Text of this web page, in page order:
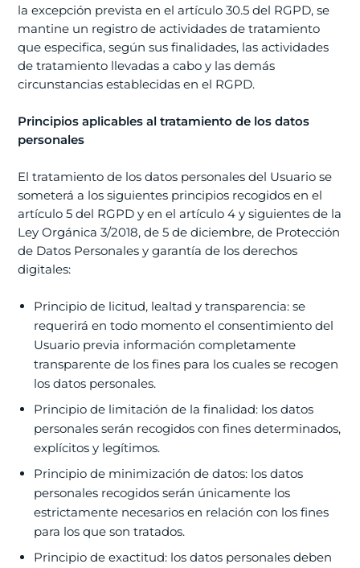
la excepción prevista en el artículo 30.5 del RGPD, se
mantine un registro de actividades de tratamiento
que especifica, según sus finalidades, las actividades
de tratamiento llevadas a cabo y las demás
circunstancias establecidas en el RGPD.
Principios aplicables al tratamiento de los datos
personales
El tratamiento de los datos personales del Usuario se
someterá a los siguientes principios recogidos en el
artículo 5 del RGPD y en el artículo 4 y siguientes de la
Ley Orgánica 3/2018, de 5 de diciembre, de Protección
de Datos Personales y garantía de los derechos
digitales:
Principio de licitud, lealtad y transparencia: se
requerirá en todo momento el consentimiento del
Usuario previa información completamente
transparente de los fines para los cuales se recogen
los datos personales.
Principio de limitación de la finalidad: los datos
personales serán recogidos con fines determinados,
explícitos y legítimos.
Principio de minimización de datos: los datos
personales recogidos serán únicamente los
estrictamente necesarios en relación con los fines
para los que son tratados.
Principio de exactitud: los datos personales deben